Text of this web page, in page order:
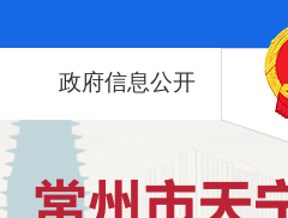
政府信息公开